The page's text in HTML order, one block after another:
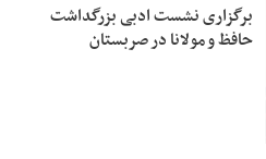
برگزاری نشست ادبی بزرگداشت
حافظ و مولانا در صربستان